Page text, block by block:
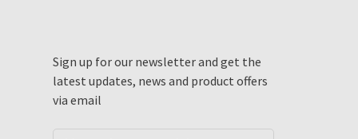
Sign up for our newsletter and get the
latest updates, news and product offers
via email